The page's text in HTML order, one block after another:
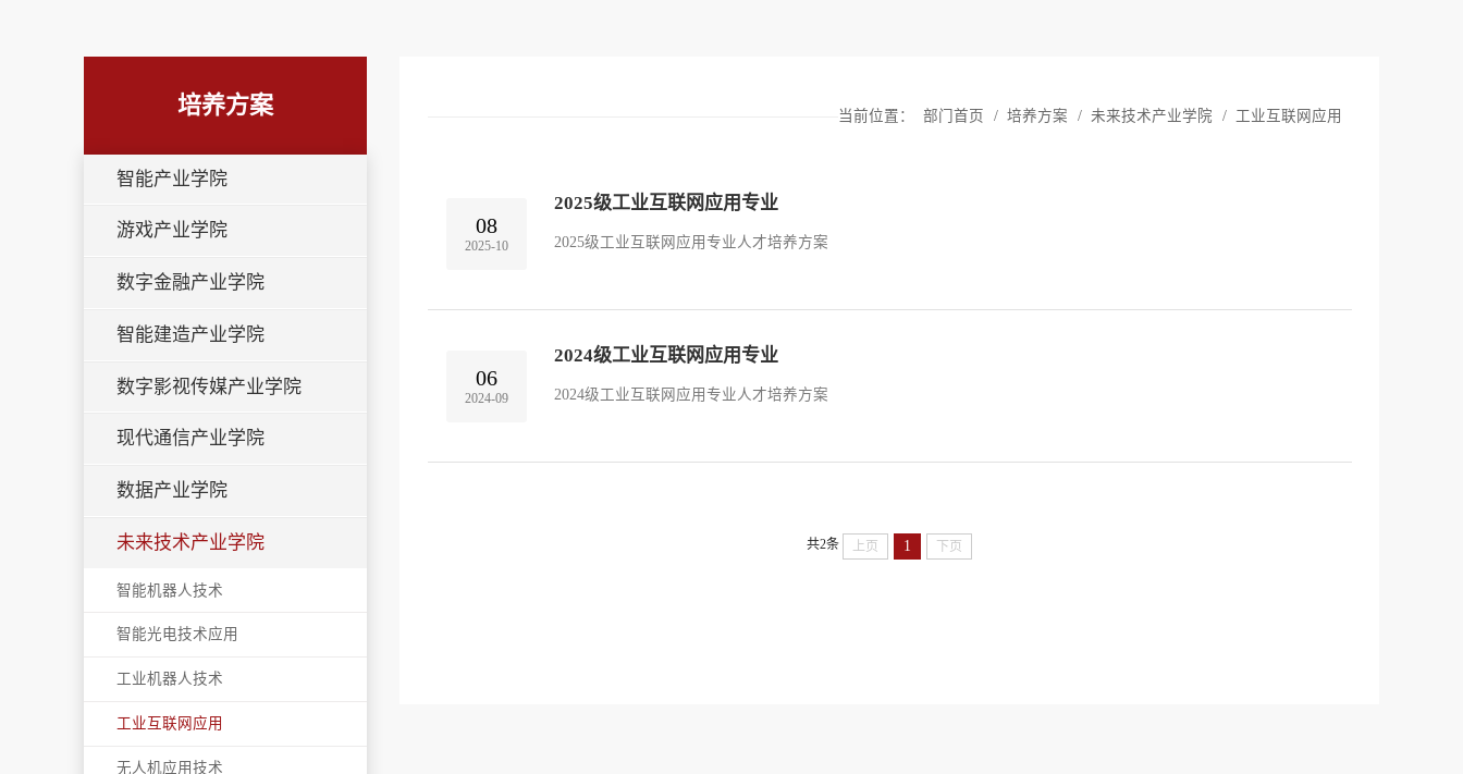
培养方案
智能产业学院
游戏产业学院
数字金融产业学院
智能建造产业学院
数字影视传媒产业学院
现代通信产业学院
数据产业学院
未来技术产业学院
智能机器人技术
智能光电技术应用
工业机器人技术
工业互联网应用
无人机应用技术
当前位置： 部门首页 / 培养方案 / 未来技术产业学院 / 工业互联网应用
08
2025-10
2025级工业互联网应用专业
2025级工业互联网应用专业人才培养方案
06
2024-09
2024级工业互联网应用专业
2024级工业互联网应用专业人才培养方案
共2条 上页 1 下页